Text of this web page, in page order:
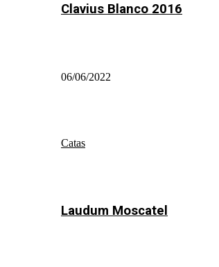
Clavius Blanco 2016
06/06/2022
Catas
Laudum Moscatel